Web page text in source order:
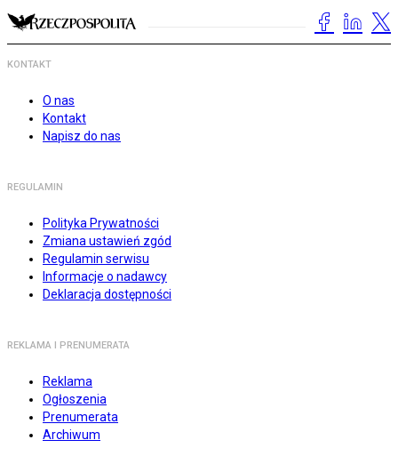
KONTAKT
O nas
Kontakt
Napisz do nas
REGULAMIN
Polityka Prywatności
Zmiana ustawień zgód
Regulamin serwisu
Informacje o nadawcy
Deklaracja dostępności
REKLAMA I PRENUMERATA
Reklama
Ogłoszenia
Prenumerata
Archiwum